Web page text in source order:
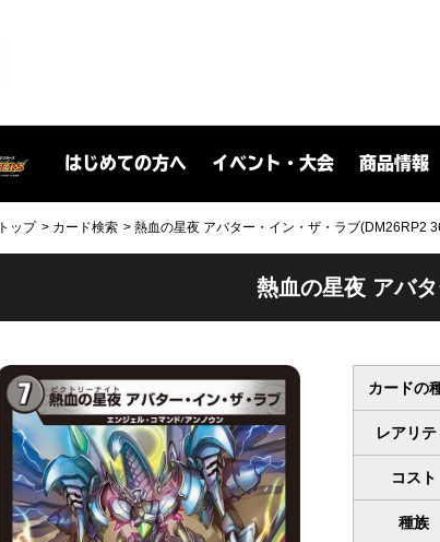
はじめての方へ イベント・大会 商品情報
トップ カード検索 熱血の星夜 アバター・イン・ザ・ラブ(DM26RP2
熱血の星夜 アバ
カードの
レアリテ
コスト
種族